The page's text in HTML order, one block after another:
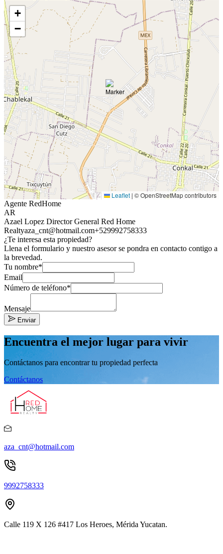
+
−
Leaflet | © OpenStreetMap contributors
Agente RedHome
AR
Azael Lopez Director General Red Home
Realtyaza_cnt@hotmail.com+529992758333
¿Te interesa esta propiedad?
Llena el formulario y nuestro asesor se pondra en contacto contigo a
la brevedad.
Tu nombre*
Email
Número de teléfono*
Mensaje
Enviar
Encuentra el mejor lugar para vivir
Contáctanos para encontrar tu propiedad perfecta
Contáctanos
aza_cnt@hotmail.com
9992758333
Calle 119 X 126 #417 Los Heroes, Mérida Yucatan.